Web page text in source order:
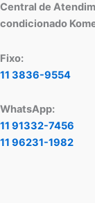
Central de
condicionado
Fixo:
11 3836-9554
WhatsApp:
11 91332-7456
11 96231-1982